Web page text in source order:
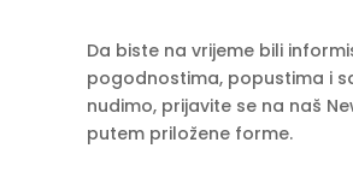
Da biste na vrijeme bili
pogodnostima, popustima i
nudimo, prijavite se na naš
putem priložene forme.